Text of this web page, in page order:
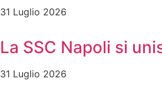
31 Luglio 2026
La SSC Napoli si
31 Luglio 2026